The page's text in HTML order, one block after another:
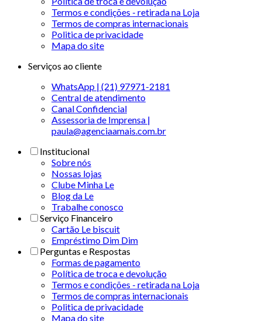
Termos e condições - retirada na Loja
Termos de compras internacionais
Politica de privacidade
Mapa do site
Serviços ao cliente
WhatsApp | (21) 97971-2181
Central de atendimento
Canal Confidencial
Assessoria de Imprensa |
paula@agenciaamais.com.br
Institucional
Sobre nós
Nossas lojas
Clube Minha Le
Blog da Le
Trabalhe conosco
Serviço Financeiro
Cartão Le biscuit
Empréstimo Dim Dim
Perguntas e Respostas
Formas de pagamento
Política de troca e devolução
Termos e condições - retirada na Loja
Termos de compras internacionais
Politica de privacidade
Mapa do site